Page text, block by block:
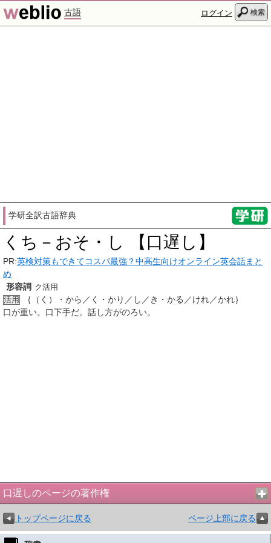
古語 ログイン 検索
学研全訳古語辞典
くち－おそ・し 【口遅し】
PR:英検対策もできてコスパ最強？中高生向けオンライン英会話まと
め
形容詞 ク活用
活用
｛（く）・から／く・かり／し／き・かる／けれ／かれ｝
口が重い。口下手だ。話し方がのろい。
口遅しのページの著作権
トップページに戻る ページ上部に戻る